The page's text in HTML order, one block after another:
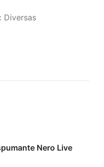
Diversas
Nero Live